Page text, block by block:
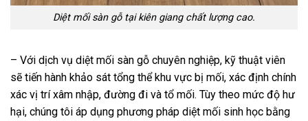
Diệt mối sàn gỗ tại kiên giang chất lượng cao.
– Với dịch vụ diệt mối sàn gỗ chuyên nghiệp, kỹ thuật viên
sẽ tiến hành khảo sát tổng thể khu vực bị mối, xác định chính
xác vị trí xâm nhập, đường đi và tổ mối. Tùy theo mức độ hư
hại, chúng tôi áp dụng phương pháp diệt mối sinh học bằng